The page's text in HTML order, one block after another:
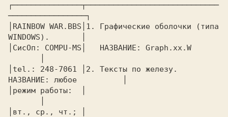
┌───────────────┬─────────────────────────────
─────────────────┐
│RAINBOW WAR.BBS│1. Графические оболочки (типа
WINDOWS).       │
│СисОп: COMPU-MS│   НАЗВАНИЕ: Graph.xx.W
│tel.: 248-7061 │2. Тексты по железу.
НАЗВАНИЕ: любое          │
│режим работы:  │
│вт., ср., чт.; │